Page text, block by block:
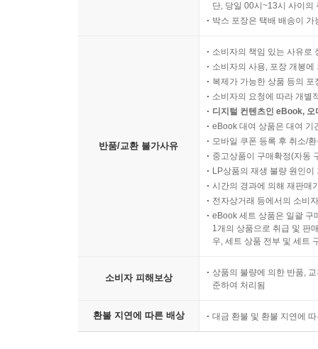
단, 당일 00시~13시 사이의
박스 포장은 택배 배송이
반품/교환 불가사유
소비자의 책임 있는 사유로
소비자의 사용, 포장 개봉
복제가 가능한 상품 등의
소비자의 요청에 따라 개별
디지털 컨텐츠인 eBook,
eBook 대여 상품은 대여 기
모바일 쿠폰 등록 후 취소/
중고상품이 구매확정(자동
LP상품의 재생 불량 원인
시간의 경과에 의해 재판매
전자상거래 등에서의 소비
eBook 세트 상품은 일괄 구
1개의 상품으로 취급 및 판
우, 세트 상품 전부 및 세트
소비자 피해보상
상품의 불량에 의한 반품,
준하여 처리됨
환불 지연에 따른 배상 대금 환불 및 환불 지연에